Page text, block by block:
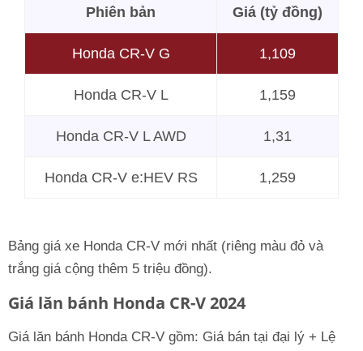
Phiên bản Giá (tỷ đồng)
Honda CR-V G 1,109
Honda CR-V L 1,159
Honda CR-V L AWD 1,31
Honda CR-V e:HEV RS 1,259
Bảng giá xe Honda CR-V mới nhất (riêng màu đỏ và
trắng giá cộng thêm 5 triệu đồng).
Giá lăn bánh Honda CR-V 2024
Giá lăn bánh Honda CR-V gồm: Giá bán tại đại lý + Lệ